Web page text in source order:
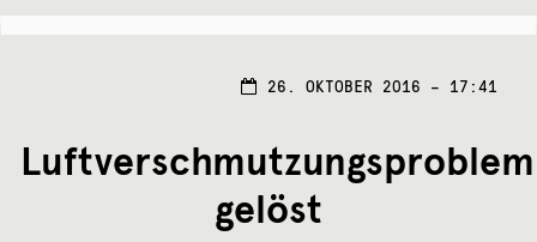
26. OKTOBER 2016 – 17:41
Luftverschmutzungsproblem
gelöst